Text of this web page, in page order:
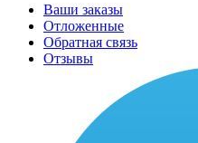
Ваши заказы
Отложенные
Обратная связь
Отзывы